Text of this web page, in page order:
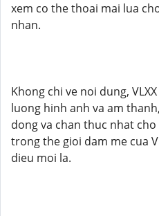
xem co the thoai mai lua
nhan.
Khong chi ve noi dung,
luong hinh anh va am
dong va chan thuc nhat
trong the gioi dam me cua
dieu moi la.